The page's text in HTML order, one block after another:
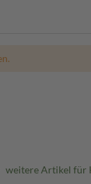
weitere Artikel für